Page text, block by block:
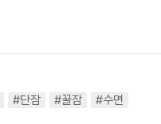
#단잠 #꿀잠 #수면